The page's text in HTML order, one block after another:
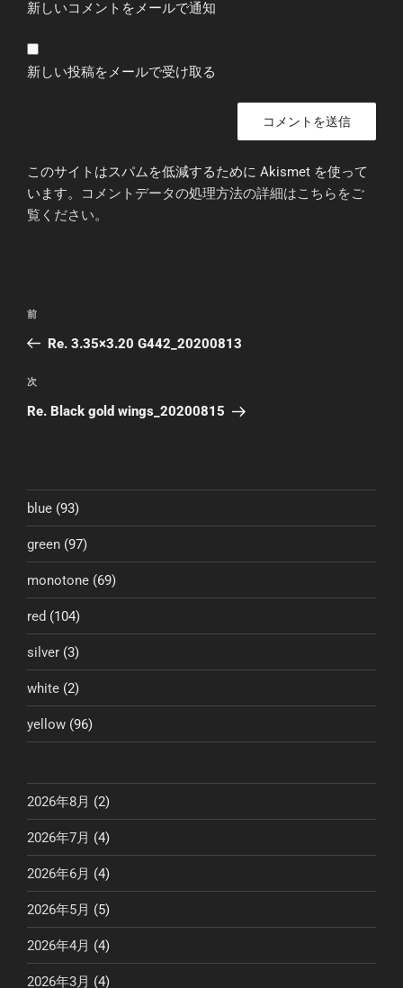
新しいコメントをメールで通知
新しい投稿をメールで受け取る
このサイトはスパムを低減するために Akismet を使って
います。
コメントデータの処理方法の詳細はこちらをご
覧ください。
前
Re. 3.35×3.20 G442_20200813
次
Re. Black gold wings_20200815
blue (93)
green (97)
monotone (69)
red (104)
silver (3)
white (2)
yellow (96)
2026年8月 (2)
2026年7月 (4)
2026年6月 (4)
2026年5月 (5)
2026年4月 (4)
2026年3月 (4)